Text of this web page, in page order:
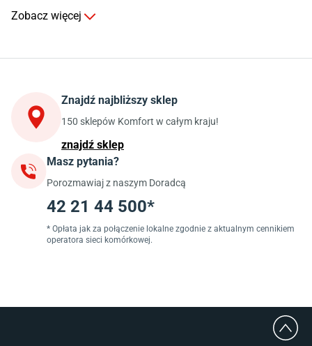
Stoły do kuchni
Szafki kuchenne wiszące (górne)
Szafki pod zlewozmywak
Blaty kuchenne laminowane
Jadalnia
Stoły do jadalni
Krzesła do jadalni
Dywany szare
Lampy w stylu loftowym
Lampy wiszące do jadalni
Zobacz więcej
Znajdź najbliższy sklep
150 sklepów Komfort w całym kraju!
znajdź sklep
Masz pytania?
Porozmawiaj z naszym Doradcą
42 21 44 500*
* Opłata jak za połączenie lokalne zgodnie z aktualnym cennikiem
operatora sieci komórkowej.